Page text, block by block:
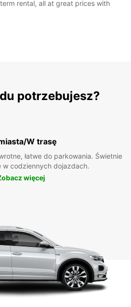
rental, all at great prices with
potrzebujesz?
W trasę
łatwe do parkowania. Świetnie
w codziennych dojazdach.
więcej